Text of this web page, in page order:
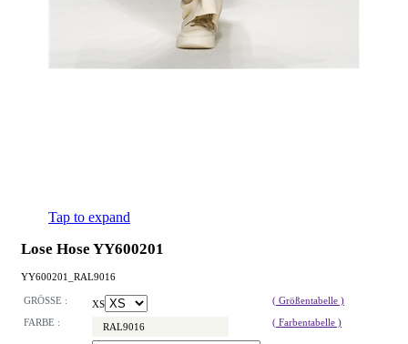
Tap to expand
Lose Hose YY600201
YY600201_RAL9016
GRÖSSE : XS
( Größentabelle )
FARBE :
RAL9016 ( Farbentabelle )